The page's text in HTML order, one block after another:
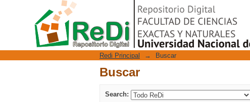
Buscar
Repositorio Digital
Redi Principal → Buscar
Buscar
Search: